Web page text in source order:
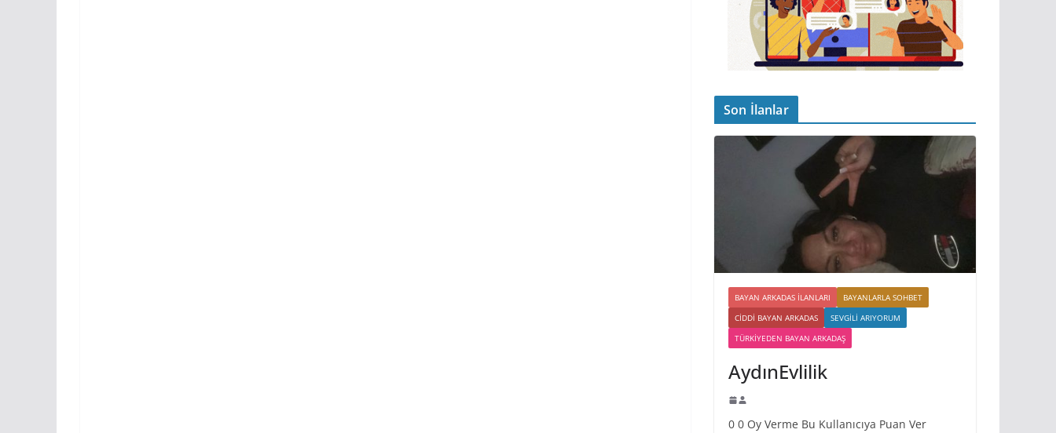
Son İlanlar
BAYAN ARKADAS ILANLARI
BAYANLARLA SOHBET
CIDDI BAYAN ARKADAS
SEVGILI ARIYORUM
TÜRKIYEDEN BAYAN ARKADAŞ
AydınEvlilik
0 0 Oy Verme Bu Kullanıcıya Puan Ver